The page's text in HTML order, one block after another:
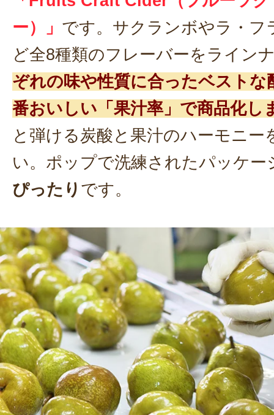
ー）」 です。サクランボやラ・フ
ど全8種類のフレーバーをライン
ぞれの味や性質に合ったベストな
番おいしい「果汁率」で商品化し
と弾ける炭酸と果汁のハーモニー
い。ポップで洗練されたパッケー
ぴったり です。